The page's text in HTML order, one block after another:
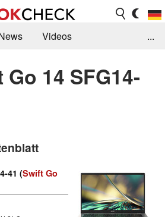
Videos
Suche
Jobs
...
14 SFG14-
41 (Swift Go